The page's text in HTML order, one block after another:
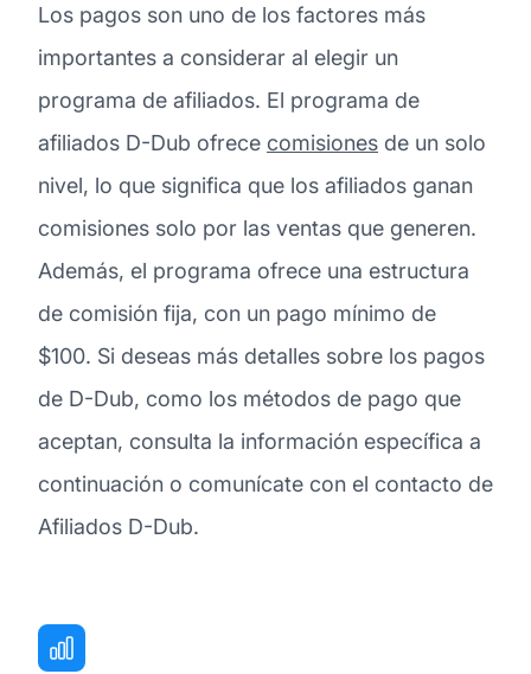
Los pagos son uno de los factores más
importantes a considerar al elegir un
programa de afiliados. El programa de
afiliados D-Dub ofrece comisiones de un solo
nivel, lo que significa que los afiliados ganan
comisiones solo por las ventas que generen.
Además, el programa ofrece una estructura
de comisión fija, con un pago mínimo de
$100. Si deseas más detalles sobre los pagos
de D-Dub, como los métodos de pago que
aceptan, consulta la información específica a
continuación o comunícate con el contacto de
Afiliados D-Dub.